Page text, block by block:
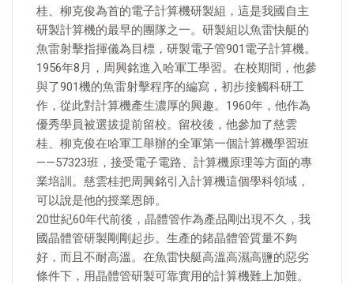
桂、柳克俊為首的電子計算機研製組，這是我國自主
研製計算機的最早的團隊之一。研製組以魚雷快艇的
魚雷射擊指揮儀為目標，研製電子管901電子計算機。
1956年8月，周興銘進入哈軍工學習。在校期間，他參
與了901機的魚雷射擊程序的編寫，初步接觸科研工
作，從此對計算機產生濃厚的興趣。1960年，他作為
優秀學員被選拔提前留校。留校後，他參加了慈雲
桂、柳克俊在哈軍工舉辦的全軍第一個計算機學習班
——57323班，接受電子電路、計算機原理等方面的專
業培訓。慈雲桂把周興銘引入計算機這個學科領域，
可以說是他的授業恩師。
20世紀60年代前後，晶體管作為產品剛出現不久，我
國晶體管研製剛剛起步。生產的鍺晶體管質量不夠
好，而且不耐高溫。在魚雷快艇高溫高濕高鹽的惡劣
條件下，用晶體管研製可靠實用的計算機難上加難。